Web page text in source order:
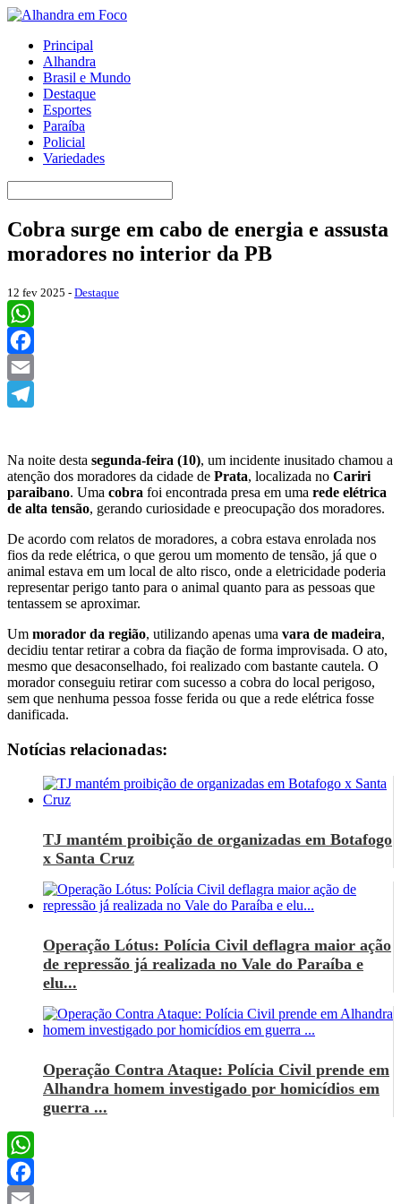
Principal
Alhandra
Brasil e Mundo
Destaque
Esportes
Paraíba
Policial
Variedades
Cobra surge em cabo de energia e assusta
moradores no interior da PB
12 fev 2025 - Destaque
WhatsApp
Facebook
Email
Na noite desta segunda-feira (10), um incidente inusitado chamou a
atenção dos moradores da cidade de Prata, localizada no Cariri
paraibano. Uma cobra foi encontrada presa em uma rede elétrica
de alta tensão, gerando curiosidade e preocupação dos moradores.
De acordo com relatos de moradores, a cobra estava enrolada nos
fios da rede elétrica, o que gerou um momento de tensão, já que o
animal estava em um local de alto risco, onde a eletricidade poderia
representar perigo tanto para o animal quanto para as pessoas que
tentassem se aproximar.
Um morador da região, utilizando apenas uma vara de madeira,
decidiu tentar retirar a cobra da fiação de forma improvisada. O ato,
mesmo que desaconselhado, foi realizado com bastante cautela. O
morador conseguiu retirar com sucesso a cobra do local perigoso,
sem que nenhuma pessoa fosse ferida ou que a rede elétrica fosse
danificada.
Notícias relacionadas:
TJ mantém proibição de organizadas em Botafogo
x Santa Cruz
Operação Lótus: Polícia Civil deflagra maior ação
de repressão já realizada no Vale do Paraíba e
elu...
Operação Contra Ataque: Polícia Civil prende em
Alhandra homem investigado por homicídios em
guerra ...
WhatsApp
Facebook